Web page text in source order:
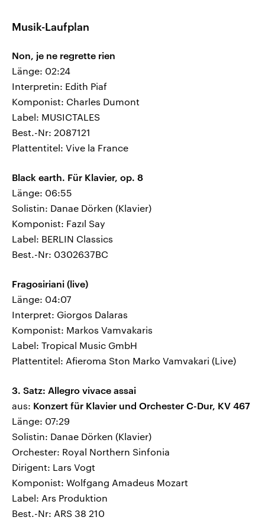
Musik-Laufplan
Non, je ne regrette rien
Länge: 02:24
Interpretin: Edith Piaf
Komponist: Charles Dumont
Label: MUSICTALES
Best.-Nr: 2087121
Plattentitel: Vive la France
Black earth. Für Klavier, op. 8
Länge: 06:55
Solistin: Danae Dörken (Klavier)
Komponist: Fazıl Say
Label: BERLIN Classics
Best.-Nr: 0302637BC
Fragosiriani (live)
Länge: 04:07
Interpret: Giorgos Dalaras
Komponist: Markos Vamvakaris
Label: Tropical Music GmbH
Plattentitel: Afieroma Ston Marko Vamvakari (Live)
3. Satz: Allegro vivace assai
aus: Konzert für Klavier und Orchester C-Dur, KV 467
Länge: 07:29
Solistin: Danae Dörken (Klavier)
Orchester: Royal Northern Sinfonia
Dirigent: Lars Vogt
Komponist: Wolfgang Amadeus Mozart
Label: Ars Produktion
Best.-Nr: ARS 38 210